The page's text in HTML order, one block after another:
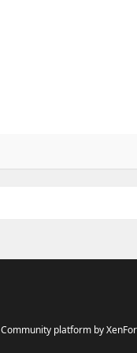
Community platform by